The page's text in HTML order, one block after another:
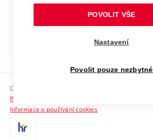
Ochrana osobních údajů
odkaz)
Sociální bezpečí
HR Award
Kontakty
Copyright © 2026 VUT
Prohlášení o přístupnosti
Informace o používání cookies
POVOLIT VŠE
Nastavení
Povolit pouze nezbytné